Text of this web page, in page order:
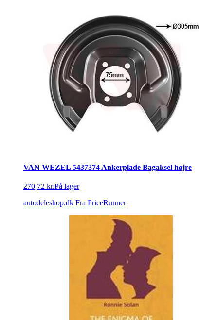
VAN WEZEL 5437374 Ankerplade Bagaksel højre
270,72 kr.På lager
autodeleshop.dk Fra PriceRunner